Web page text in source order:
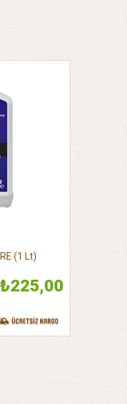
(1 Lt)
₺225,00